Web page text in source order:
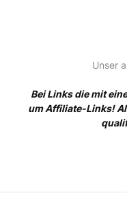
Unser
Bei Links die mit
um Affiliate-Links!